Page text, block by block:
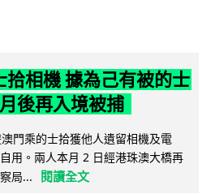
拾相機 據為己有被的士
後再入境被捕
門乘的士拾獲他人遺留相機及電
用。兩人本月 2 日經港珠澳大橋再
局...
閱讀全文